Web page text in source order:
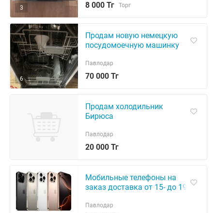
3 8 000 Тг Торг
6
Продам новую немецкую
посудомоечную машинку
70 000 Тг
Павлодар
Продам холодильник
Бирюса
20 000 Тг
Павлодар
Мобильные телефоны на
заказ доставка от 15- до 19
Павлодар